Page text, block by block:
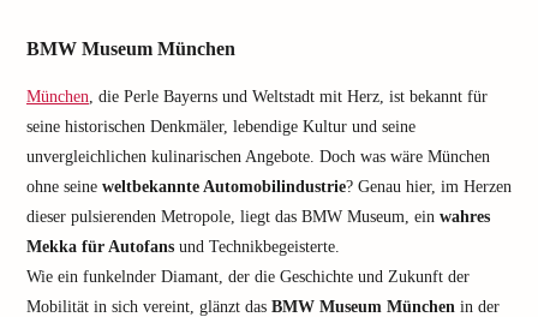
BMW Museum München
München, die Perle Bayerns und Weltstadt mit Herz, ist bekannt für
seine historischen Denkmäler, lebendige Kultur und seine
unvergleichlichen kulinarischen Angebote. Doch was wäre München
ohne seine weltbekannte Automobilindustrie? Genau hier, im Herzen
dieser pulsierenden Metropole, liegt das BMW Museum, ein wahres
Mekka für Autofans und Technikbegeisterte.
Wie ein funkelnder Diamant, der die Geschichte und Zukunft der
Mobilität in sich vereint, glänzt das BMW Museum München in der